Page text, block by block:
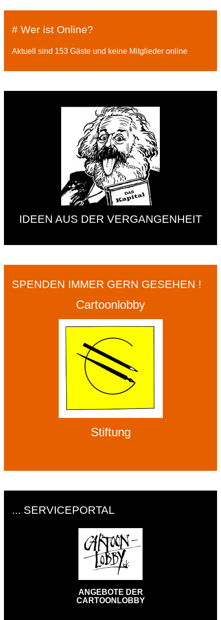
# Wer ist Online?
Aktuell sind 153 Gäste und keine Mitglieder online
IDEEN AUS DER VERGANGENHEIT
SPENDEN IMMER GERN GESEHEN !
Cartoonlobby
Stiftung
... SERVICEPORTAL
ANGEBOTE DER
CARTOONLOBBY